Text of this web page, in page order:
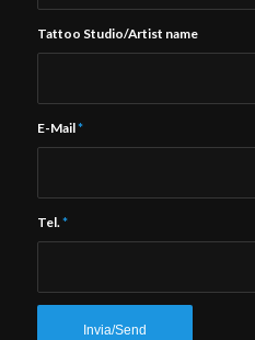
Tattoo Studio/Artist name
E-Mail*
Tel.*